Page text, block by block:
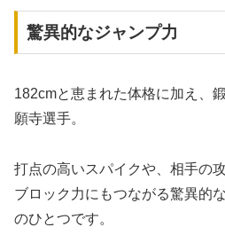
驚異的なジャンプ力
182cmと恵まれた体格に加え、
願寺選手。
打点の高いスパイクや、相手の
ブロック力にもつながる驚異的
のひとつです。